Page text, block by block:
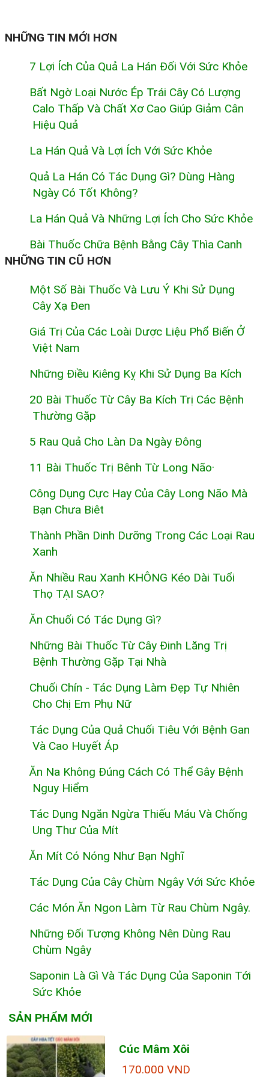
NHỮNG TIN MỚI HƠN
7 Lợi Ích Của Quả La Hán Đối Với Sức Khỏe
Bất Ngờ Loại Nước Ép Trái Cây Có Lượng
Calo Thấp Và Chất Xơ Cao Giúp Giảm Cân
Hiệu Quả
La Hán Quả Và Lợi Ích Với Sức Khỏe
Quả La Hán Có Tác Dụng Gì? Dùng Hàng
Ngày Có Tốt Không?
La Hán Quả Và Những Lợi Ích Cho Sức Khỏe
Bài Thuốc Chữa Bệnh Bằng Cây Thìa Canh
NHỮNG TIN CŨ HƠN
Một Số Bài Thuốc Và Lưu Ý Khi Sử Dụng
Cây Xạ Đen
Giá Trị Của Các Loài Dược Liệu Phổ Biến Ở
Việt Nam
Những Điều Kiêng Kỵ Khi Sử Dụng Ba Kích
20 Bài Thuốc Từ Cây Ba Kích Trị Các Bệnh
Thường Gặp
5 Rau Quả Cho Làn Da Ngày Đông
11 Bài Thuốc Trị Bênh Từ Long Não·
Công Dụng Cực Hay Của Cây Long Não Mà
Bạn Chưa Biêt
Thành Phần Dinh Dưỡng Trong Các Loại Rau
Xanh
Ăn Nhiều Rau Xanh KHÔNG Kéo Dài Tuổi
Thọ TẠI SAO?
Ăn Chuối Có Tác Dụng Gì?
Những Bài Thuốc Từ Cây Đinh Lăng Trị
Bệnh Thường Gặp Tại Nhà
Chuối Chín - Tác Dụng Làm Đẹp Tự Nhiên
Cho Chị Em Phụ Nữ
Tác Dụng Của Quả Chuối Tiêu Với Bệnh Gan
Và Cao Huyết Áp
Ăn Na Không Đúng Cách Có Thể Gây Bệnh
Nguy Hiểm
Tác Dụng Ngăn Ngừa Thiếu Máu Và Chống
Ung Thư Của Mít
Ăn Mít Có Nóng Như Bạn Nghĩ
Tác Dụng Của Cây Chùm Ngây Với Sức Khỏe
Các Món Ăn Ngon Làm Từ Rau Chùm Ngây.
Những Đối Tượng Không Nên Dùng Rau
Chùm Ngây
Saponin Là Gì Và Tác Dụng Của Saponin Tới
Sức Khỏe
SẢN PHẨM MỚI
Cúc Mâm Xôi
170.000 VND